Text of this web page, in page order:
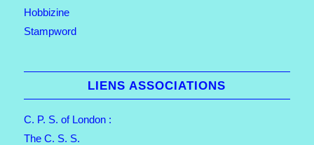
Hobbizine
Stampword
LIENS ASSOCIATIONS
C. P. S. of London :
The C. S. S.